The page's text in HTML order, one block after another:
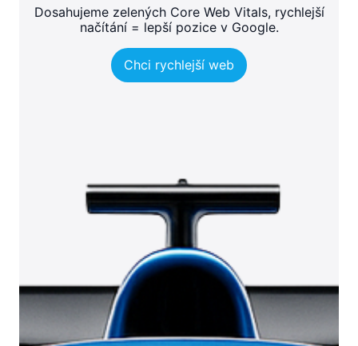
Dosahujeme zelených Core Web Vitals, rychlejší
načítání = lepší pozice v Google.
Chci rychlejší web